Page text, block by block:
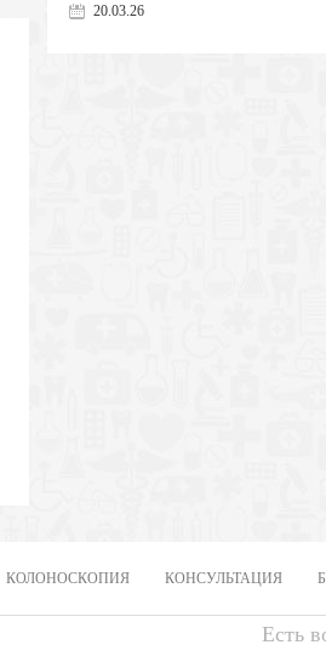
20.03.26
КОЛОНОСКОПИЯ КОНСУЛЬТАЦИЯ
Есть